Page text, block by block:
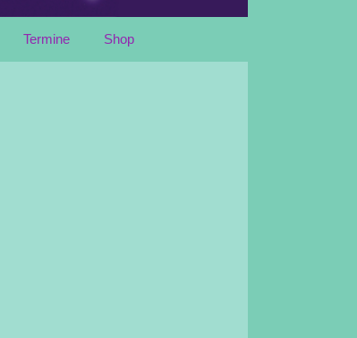
Termine Shop